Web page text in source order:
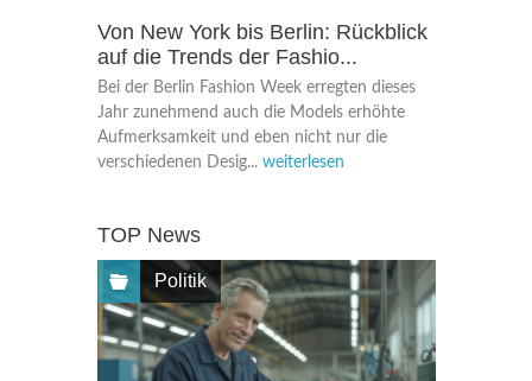
Von New York bis Berlin: Rückblick
auf die Trends der Fashio...
Bei der Berlin Fashion Week erregten dieses
Jahr zunehmend auch die Models erhöhte
Aufmerksamkeit und eben nicht nur die
verschiedenen Desig... weiterlesen
TOP News
Politik